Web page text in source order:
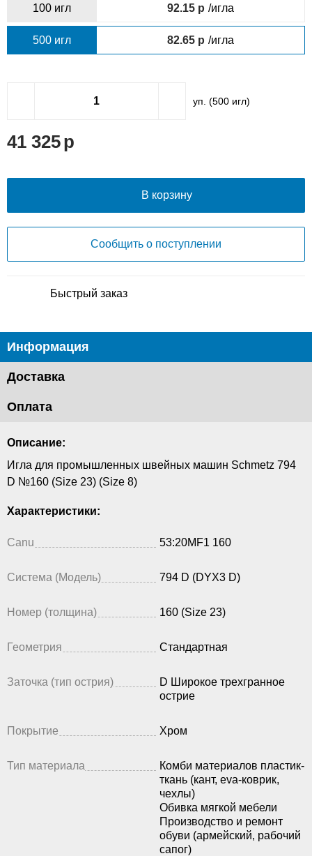
100 игл 92.15 /игла
500 игл 82.65 /игла
уп. (500игл)
41 325
В корзину
Сообщить о поступлении
Быстрый заказ
Информация
Доставка
Оплата
Описание:
Игла для промышленных швейных машин Schmetz 794
D №160 (Size 23) (Size 8)
Характеристики:
Canu 53:20MF1 160
Система (Модель) 794 D (DYX3 D)
Номер (толщина) 160 (Size 23)
Геометрия Стандартная
Заточка (тип острия)
D Широкое трехгранное
острие
Покрытие Хром
Тип материала
Комби материалов пластик-
ткань (кант, eva-коврик,
чехлы)
Обивка мягкой мебели
Производство и ремонт
обуви (армейский, рабочий
сапог)